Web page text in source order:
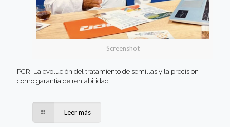
Screenshot
PCR: La evolución del tratamiento de semillas y la precisión
como garantía de rentabilidad
Leer más